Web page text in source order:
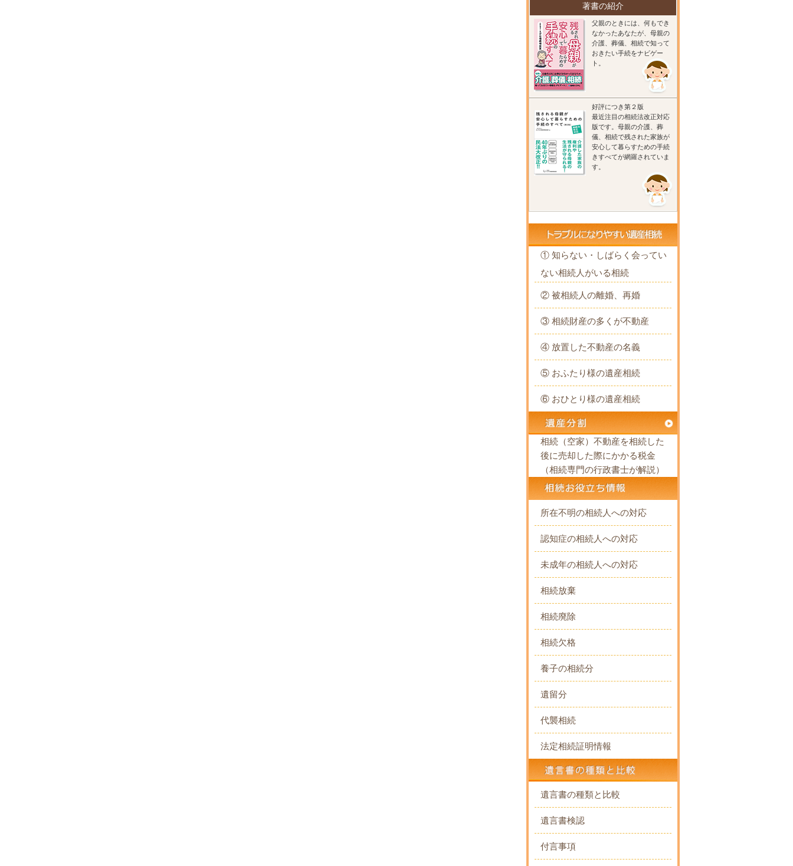
著書の紹介
父親のときには、何もでき
なかったあなたが、母親の
介護、葬儀、相続で知って
おきたい手続をナビゲー
ト。
好評につき第２版
最近注目の相続法改正対応
版です。母親の介護、葬
儀、相続で残された家族が
安心して暮らすための手続
きすべてが網羅されていま
す。
① 知らない・しばらく会ってい
ない相続人がいる相続
② 被相続人の離婚、再婚
③ 相続財産の多くが不動産
④ 放置した不動産の名義
⑤ おふたり様の遺産相続
⑥ おひとり様の遺産相続
相続（空家）不動産を相続した
後に売却した際にかかる税金
（相続専門の行政書士が解説）
所在不明の相続人への対応
認知症の相続人への対応
未成年の相続人への対応
相続放棄
相続廃除
相続欠格
養子の相続分
遺留分
代襲相続
法定相続証明情報
遺言書の種類と比較
遺言書検認
付言事項